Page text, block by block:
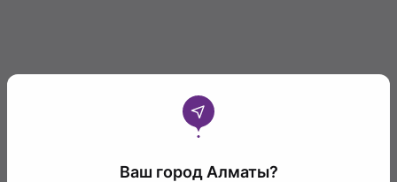
Ваш город Алматы?